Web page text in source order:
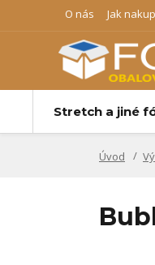
O nás Jak
Stretch a jiné
Úvod